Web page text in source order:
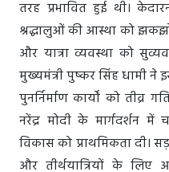
तरह प्रभावित हुई थी।
श्रद्धालुओं की आस्था को
और यात्रा व्यवस्था को
मुख्यमंत्री पुष्कर सिंह धामी
पुनर्निर्माण कार्यों को तीव्र
नरेंद्र मोदी के मार्गदर्शन
विकास को प्राथमिकता दी।
और तीर्थयात्रियों के